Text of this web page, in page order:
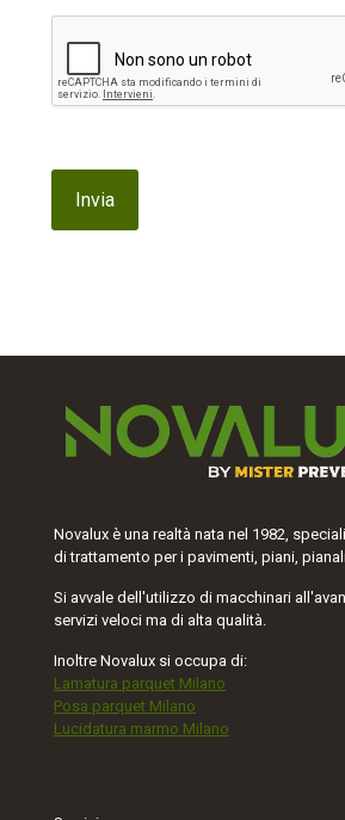
Novalux è una realtà nata nel 1982,
di trattamento per i pavimenti, piani,
Si avvale dell'utilizzo di macchinari
servizi veloci ma di alta qualità.
Inoltre Novalux si occupa di:
Lamatura parquet Milano
Posa parquet Milano
Lucidatura marmo Milano